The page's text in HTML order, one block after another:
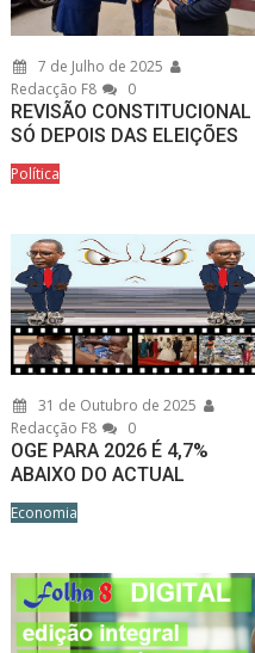
7 de Julho de 2025
Redacção F8
0
REVISÃO CONSTITUCIONAL
SÓ DEPOIS DAS ELEIÇÕES
Política
31 de Outubro de 2025
Redacção F8
0
OGE PARA 2026 É 4,7%
ABAIXO DO ACTUAL
Economia